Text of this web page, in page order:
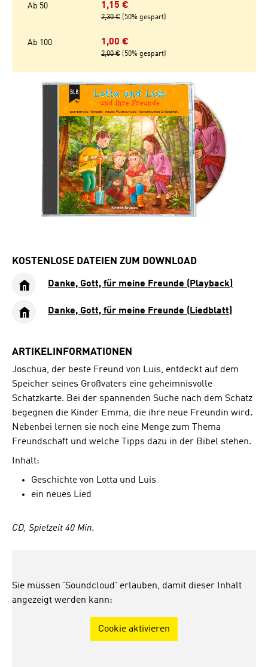
Ab 50 1,15 €
2,30 € (50% gespart)
Ab 100 1,00 €
2,00 € (50% gespart)
Bildergalerie überspringen
KOSTENLOSE DATEIEN ZUM DOWNLOAD
Danke, Gott, für meine Freunde (Playback)
Danke, Gott, für meine Freunde (Liedblatt)
ARTIKELINFORMATIONEN
Joschua, der beste Freund von Luis, entdeckt auf dem
Speicher seines Großvaters eine geheimnisvolle
Schatzkarte. Bei der spannenden Suche nach dem Schatz
begegnen die Kinder Emma, die ihre neue Freundin wird.
Nebenbei lernen sie noch eine Menge zum Thema
Freundschaft und welche Tipps dazu in der Bibel stehen.
Inhalt:
Geschichte von Lotta und Luis
ein neues Lied
CD, Spielzeit 40 Min.
Sie müssen 'Soundcloud' erlauben, damit dieser Inhalt
angezeigt werden kann:
Cookie aktivieren